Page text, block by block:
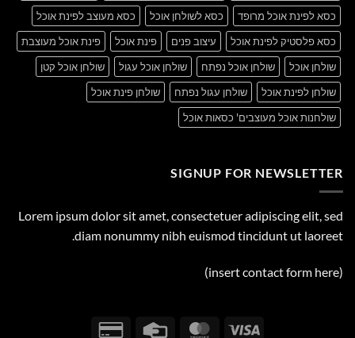
כסא לפינת אוכל מרופד
כסא לשולחן אוכל
כסא מעוצב לפינת אוכל
כסא פלסטיק לפינת אוכל
עיצוב פנים פינת אוכל
פינת אוכל מעוצבת
שולחן אוכל
שולחן אוכל נפתח שולחן אוכל עגול
שולחן אוכל קטן
שולחן לפינת אוכל
שולחן עגול נפתח
שולחן פינת אוכל
שולחנות אוכל מעוצבים' כסאות אוכל
SIGNUP FOR NEWSLETTER
Lorem ipsum dolor sit amet, consectetuer adipiscing elit, sed
diam nonummy nibh euismod tincidunt ut laoreet.
(insert contact form here)
Visa
MasterCard
Credit